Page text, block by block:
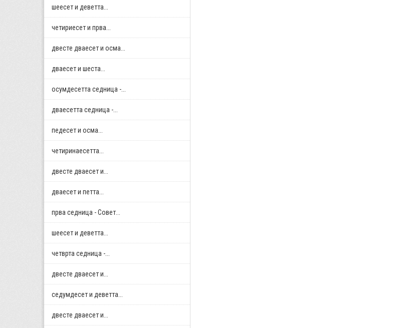
шеесет и деветта...
четириесет и прва...
двестe дваесет и осма...
дваесет и шеста...
осумдесетта седница -...
дваесетта седница -...
педесет и осма...
четиринаесетта...
двестe дваесет и...
дваесет и петта...
прва седница - Совет...
шеесет и деветта...
четврта седница -...
двестe дваесет и...
седумдесет и деветта...
двестe дваесет и...